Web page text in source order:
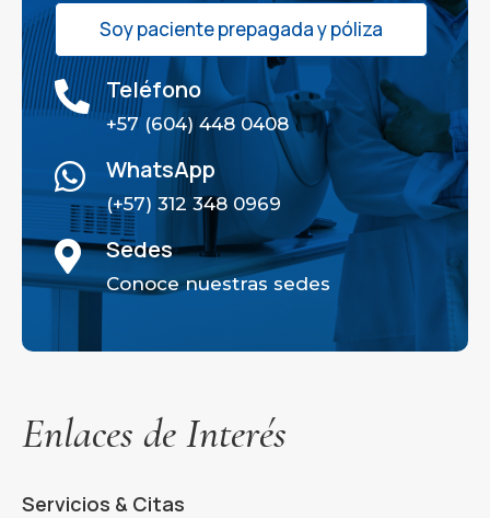
Soy paciente prepagada y póliza
 Teléfono
+57 (604) 448 0408
 WhatsApp
(+57) 312 348 0969
 Sedes
Conoce nuestras sedes
Enlaces de Interés
Servicios & Citas